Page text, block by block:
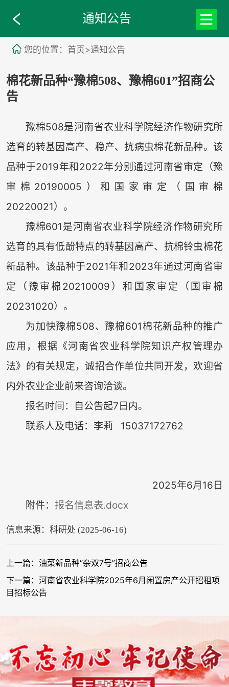
通知公告
您的位置：首页>通知公告
棉花新品种“豫棉508、豫棉601”招商公
告
豫棉508是河南省农业科学院经济作物研究所
选育的转基因高产、稳产、抗病虫棉花新品种。该
品种于2019年和2022年分别通过河南省审定（豫
审棉20190005）和国家审定（国审棉
20220021）。
豫棉601是河南省农业科学院经济作物研究所
选育的具有低酚特点的转基因高产、抗棉铃虫棉花
新品种。该品种于2021年和2023年通过河南省审
定（豫审棉20210009）和国家审定（国审棉
20231020）。
为加快豫棉508、豫棉601棉花新品种的推广
应用，根据《河南省农业科学院知识产权管理办
法》的有关规定，诚招合作单位共同开发，欢迎省
内外农业企业前来咨询洽谈。
报名时间：自公告起7日内。
联系人及电话：李莉 15037172762
2025年6月16日
附件：报名信息表.docx
信息来源：科研处 (2025-06-16)
上一篇：油菜新品种“杂双7号”招商公告
下一篇：河南省农业科学院2025年6月闲置房产公开招租项
目招标公告